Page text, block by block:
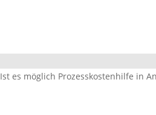
Ist es möglich Prozesskostenhilfe in